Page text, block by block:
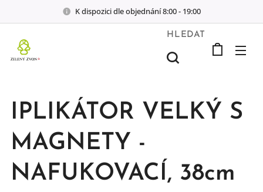
K dispozici dle objednání 8:00 - 19:00
HLEDAT
IPLIKÁTOR VELKÝ S
MAGNETY -
NAFUKOVACÍ, 38cm